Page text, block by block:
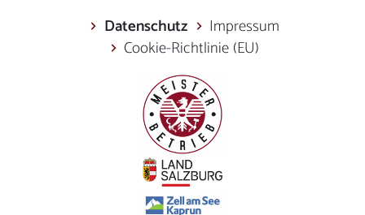
Datenschutz
Impressum
Cookie-Richtlinie (EU)